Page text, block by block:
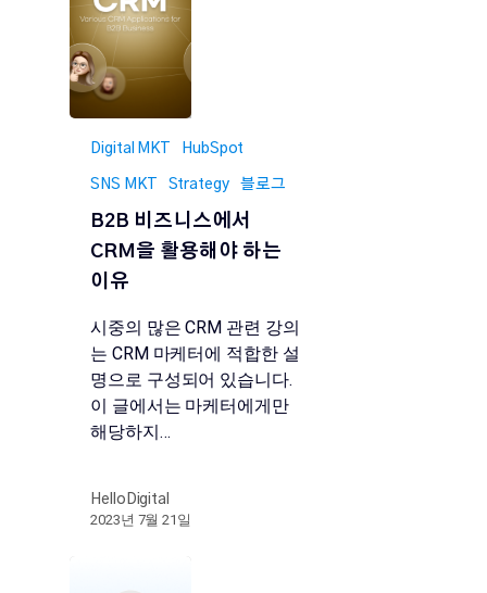
Digital MKT HubSpot
SNS MKT Strategy 블로그
B2B 비즈니스에서
CRM을 활용해야 하는
이유
시중의 많은 CRM 관련 강의
는 CRM 마케터에 적합한 설
명으로 구성되어 있습니다.
이 글에서는 마케터에게만
해당하지…
HelloDigital
2023년 7월 21일